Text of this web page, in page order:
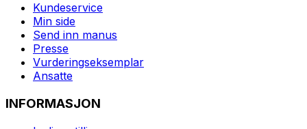
Kundeservice
Min side
Send inn manus
Presse
Vurderingseksemplar
Ansatte
INFORMASJON